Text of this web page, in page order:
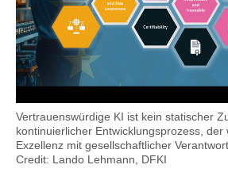
Vertrauenswürdige KI ist kein statischer
kontinuierlicher Entwicklungsprozess, der
Exzellenz mit gesellschaftlicher
Credit: Lando Lehmann, DFKI